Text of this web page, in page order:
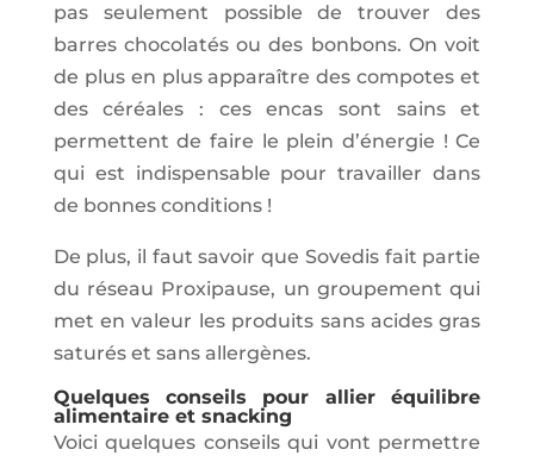
pas seulement possible de trouver des
barres chocolatés ou des bonbons. On voit
de plus en plus apparaître des compotes et
des céréales : ces encas sont sains et
permettent de faire le plein d’énergie ! Ce
qui est indispensable pour travailler dans
de bonnes conditions !
De plus, il faut savoir que Sovedis fait partie
du réseau Proxipause, un groupement qui
met en valeur les produits sans acides gras
saturés et sans allergènes.
Quelques conseils pour allier équilibre
alimentaire et snacking
Voici quelques conseils qui vont permettre